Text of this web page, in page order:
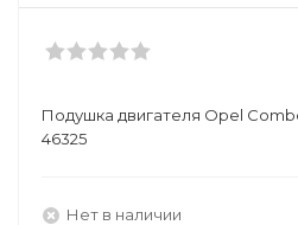
Подушкa двигателя Opel Combo
46325
Нет в наличии